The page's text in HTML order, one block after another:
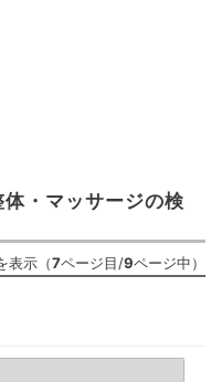
・マッサージの検
表示（7ページ目/9ページ中）